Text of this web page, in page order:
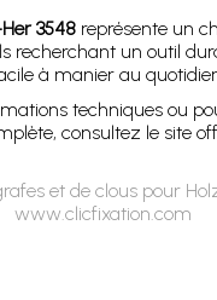
3548 représente un
recherchant un outil
à manier au
techniques ou
consultez le site
et de clous pour
www.clicfixation.com